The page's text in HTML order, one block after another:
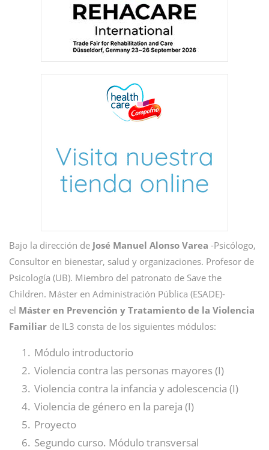
Bajo la dirección de José Manuel Alonso Varea -Psicólogo,
Consultor en bienestar, salud y organizaciones. Profesor de
Psicología (UB). Miembro del patronato de Save the
Children. Máster en Administración Pública (ESADE)-
el Máster en Prevención y Tratamiento de la Violencia
Familiar de IL3 consta de los siguientes módulos:
Módulo introductorio
Violencia contra las personas mayores (I)
Violencia contra la infancia y adolescencia (I)
Violencia de género en la pareja (I)
Proyecto
Segundo curso. Módulo transversal